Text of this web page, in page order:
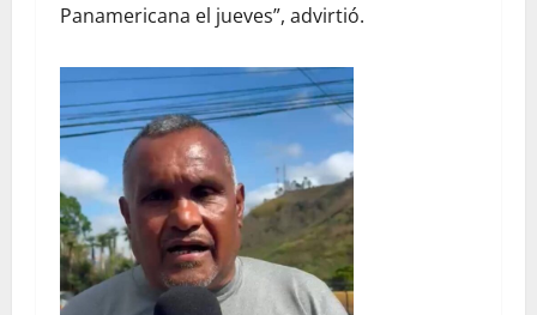
Panamericana el jueves”, advirtió.